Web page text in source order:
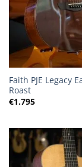
Faith PJE Legacy
Roast
€1.795